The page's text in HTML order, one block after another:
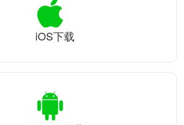
iOS下载